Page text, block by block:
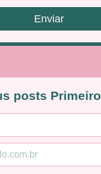
Enviar
posts Primeiro